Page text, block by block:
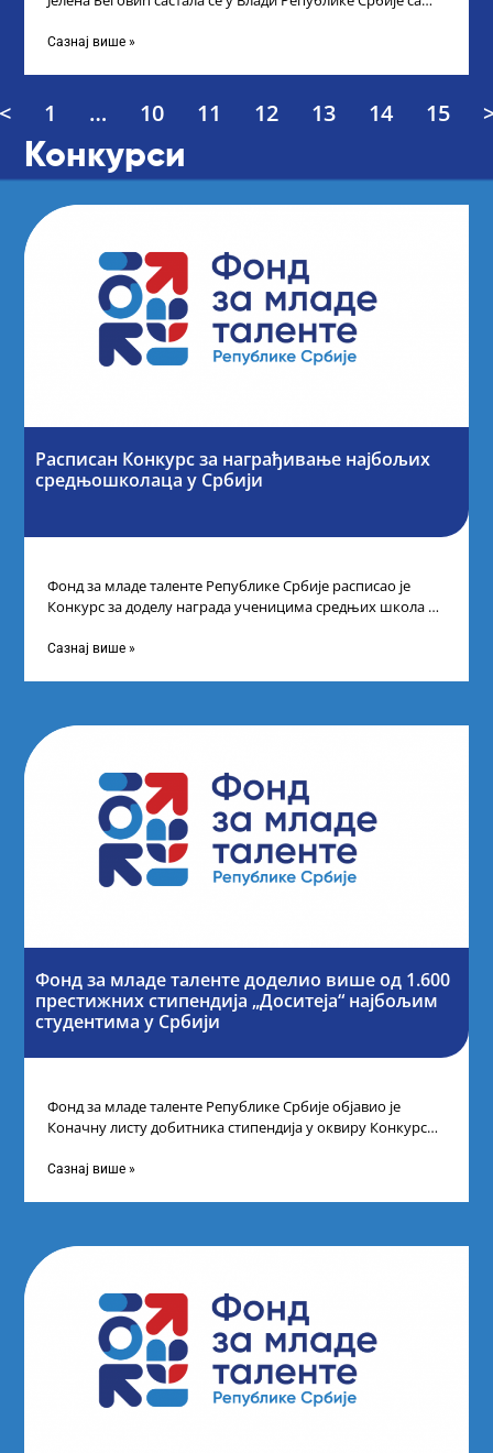
Сазнај више »
1 … 10 11 12 13 14 15
Конкурси
Расписан Конкурс за награђивање најбољих
средњошколаца у Србији
Фонд за младе таленте Републике Србије расписао је
Конкурс за доделу награда ученицима средњих школа за
Сазнај више »
Фонд за младе таленте доделио више од 1.600
престижних стипендија „Доситеја“ најбољим
студентима у Србији
Фонд за младе таленте Републике Србије објавио је
Коначну листу добитника стипендија у оквиру Конкурса
Сазнај више »